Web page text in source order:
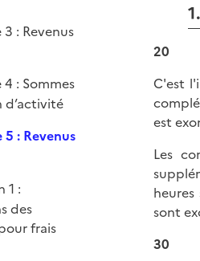
: Revenus
: Sommes
d’activité
: Revenus
1 :
des
frais
20
C'est
est
Les
sont
30